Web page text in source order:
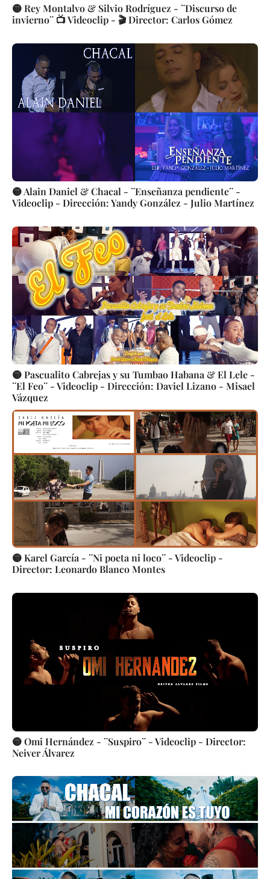
🟡 Rey Montalvo & Silvio Rodríguez - ¨Discurso de
invierno¨ 📺 Videoclip - 🎬 Director: Carlos Gómez
🟡 Alain Daniel & Chacal - ¨Enseñanza pendiente¨ -
Videoclip - Dirección: Yandy González - Julio Martínez
🟡 Pascualito Cabrejas y su Tumbao Habana & El Lele -
¨El Feo¨ - Videoclip - Dirección: Daviel Lizano - Misael
Vázquez
🟡 Karel García - ¨Ni poeta ni loco¨ - Videoclip -
Director: Leonardo Blanco Montes
🟡 Omi Hernández - ¨Suspiro¨ - Videoclip - Director:
Neiver Álvarez